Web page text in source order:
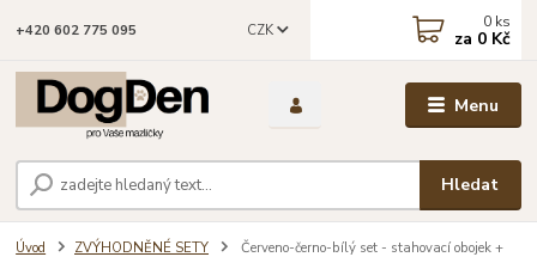
Menu
CZK
Hledat
+420 602 775 095 0 ks
za 0 Kč
Úvod ZVÝHODNĚNÉ SETY
Červeno-černo-bílý set - stahovací obojek +